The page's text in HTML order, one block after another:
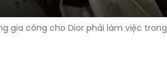
gia công cho Dior phải làm việc trong